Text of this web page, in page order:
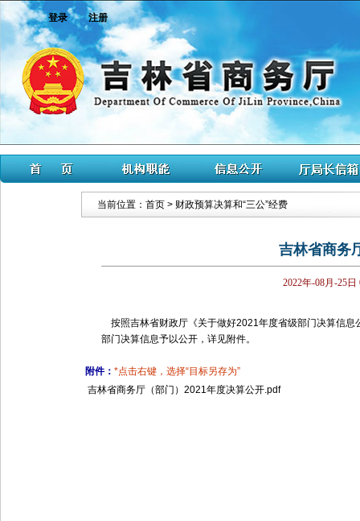
登录 注册
当前位置： 首页> 财政预算决算和“三公”经费
吉林省商务
2022年-08月-25
按照吉林省财政厅《关于做好2021年度省级部门决算信
部门决算信息予以公开，详见附件。
附件： *点击右键，选择“目标另存为”
吉林省商务厅（部门）2021年度决算公开.pdf